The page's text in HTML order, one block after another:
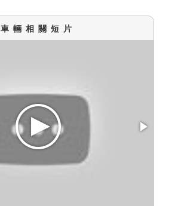
車輛相關短片